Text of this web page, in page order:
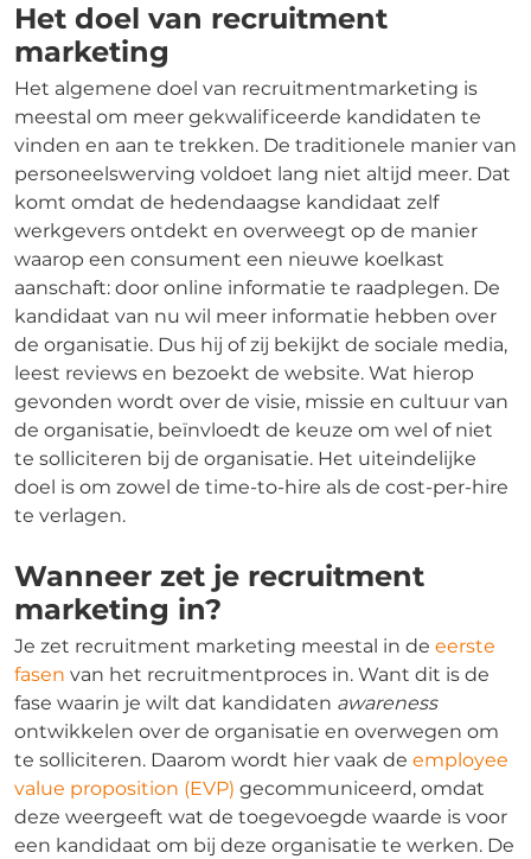
Het doel van recruitment
marketing
Het algemene doel van recruitmentmarketing is
meestal om meer gekwalificeerde kandidaten te
vinden en aan te trekken. De traditionele manier van
personeelswerving voldoet lang niet altijd meer. Dat
komt omdat de hedendaagse kandidaat zelf
werkgevers ontdekt en overweegt op de manier
waarop een consument een nieuwe koelkast
aanschaft: door online informatie te raadplegen. De
kandidaat van nu wil meer informatie hebben over
de organisatie. Dus hij of zij bekijkt de sociale media,
leest reviews en bezoekt de website. Wat hierop
gevonden wordt over de visie, missie en cultuur van
de organisatie, beïnvloedt de keuze om wel of niet
te solliciteren bij de organisatie. Het uiteindelijke
doel is om zowel de time-to-hire als de cost-per-hire
te verlagen.
Wanneer zet je recruitment
marketing in?
Je zet recruitment marketing meestal in de eerste
fasen van het recruitmentproces in. Want dit is de
fase waarin je wilt dat kandidaten awareness
ontwikkelen over de organisatie en overwegen om
te solliciteren. Daarom wordt hier vaak de employee
value proposition (EVP) gecommuniceerd, omdat
deze weergeeft wat de toegevoegde waarde is voor
een kandidaat om bij deze organisatie te werken. De